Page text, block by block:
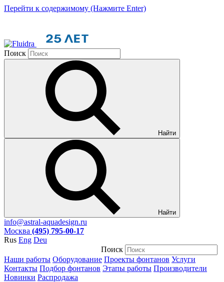
Перейти к содержимому (Нажмите Enter)
Поиск
Найти
Найти
info@astral-aquadesign.ru
Москва (495) 795-00-17
Rus Eng Deu
Поиск
Наши работы Оборудование Проекты фонтанов Услуги
Контакты Подбор фонтанов Этапы работы Производители
Новинки Распродажа